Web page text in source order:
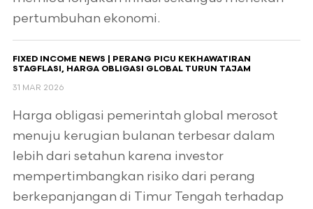
pertumbuhan ekonomi.
FIXED INCOME NEWS | PERANG PICU KEKHAWATIRAN
STAGFLASI, HARGA OBLIGASI GLOBAL TURUN TAJAM
31 MAR 2026
Harga obligasi pemerintah global merosot
menuju kerugian bulanan terbesar dalam
lebih dari setahun karena investor
mempertimbangkan risiko dari perang
berkepanjangan di Timur Tengah terhadap